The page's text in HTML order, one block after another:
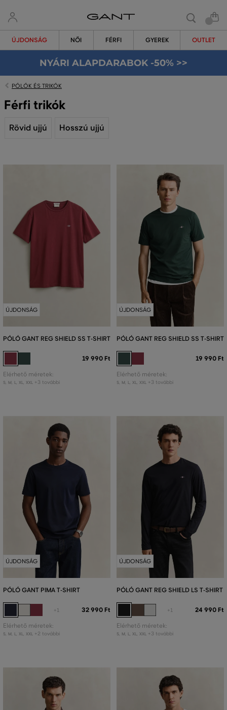
ÚJDONSÁG NŐI FÉRFI GYEREK OUTLET
NYÁRI ALAPDARABOK -50% >>
PÓLÓK ÉS TRIKÓK
Férfi trikók
Rövid ujjú Hosszú ujjú
ÚJDONSÁG
PÓLÓ GANT REG SHIELD SS T-SHIRT
19 990 Ft
Elérhető méretek:
S, M L XL XXL +3 további
ÚJDONSÁG
PÓLÓ GANT REG SHIELD SS T-SHIRT
19 990 Ft
Elérhető méretek:
S, M L XL XXL +3 további
ÚJDONSÁG
PÓLÓ GANT PIMA T-SHIRT
+1 32 990 Ft
Elérhető méretek:
S, M L XL XXL +2 további
ÚJDONSÁG
PÓLÓ GANT REG SHIELD LS T-SHIRT
+1 24 990 Ft
Elérhető méretek:
S, M L XL XXL +3 további